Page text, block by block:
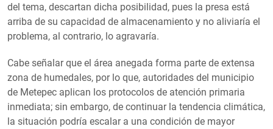
del tema, descartan dicha posibilidad, pues la presa está
arriba de su capacidad de almacenamiento y no aliviaría el
problema, al contrario, lo agravaría.
Cabe señalar que el área anegada forma parte de extensa
zona de humedales, por lo que, autoridades del municipio
de Metepec aplican los protocolos de atención primaria
inmediata; sin embargo, de continuar la tendencia climática,
la situación podría escalar a una condición de mayor